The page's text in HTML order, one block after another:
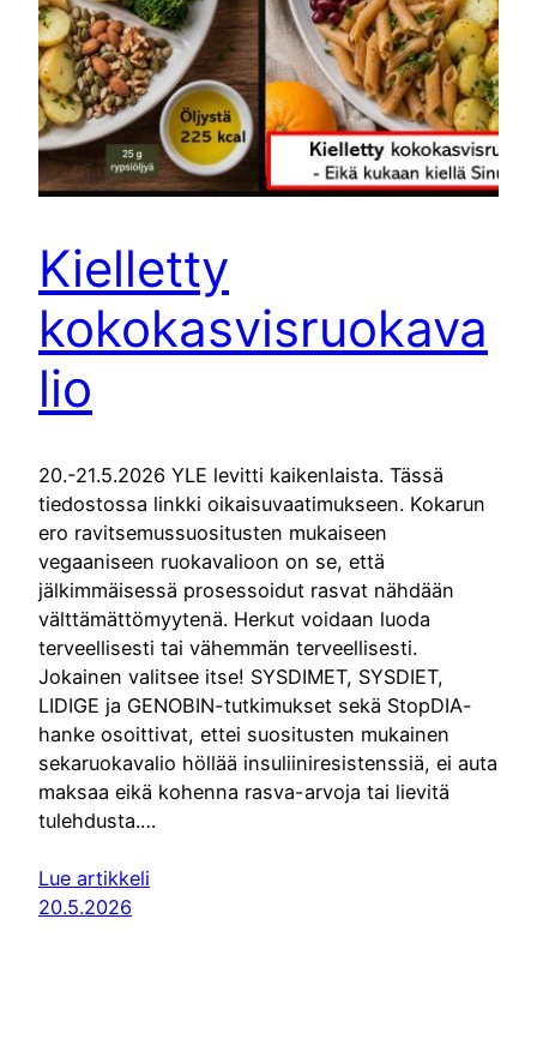
Kielletty
kokokasvisruokava
lio
20.-21.5.2026 YLE levitti kaikenlaista. Tässä
tiedostossa linkki oikaisuvaatimukseen. Kokarun
ero ravitsemussuositusten mukaiseen
vegaaniseen ruokavalioon on se, että
jälkimmäisessä prosessoidut rasvat nähdään
välttämättömyytenä. Herkut voidaan luoda
terveellisesti tai vähemmän terveellisesti.
Jokainen valitsee itse! SYSDIMET, SYSDIET,
LIDIGE ja GENOBIN-tutkimukset sekä StopDIA-
hanke osoittivat, ettei suositusten mukainen
sekaruokavalio höllää insuliiniresistenssiä, ei auta
maksaa eikä kohenna rasva-arvoja tai lievitä
tulehdusta.…
Lue artikkeli
20.5.2026